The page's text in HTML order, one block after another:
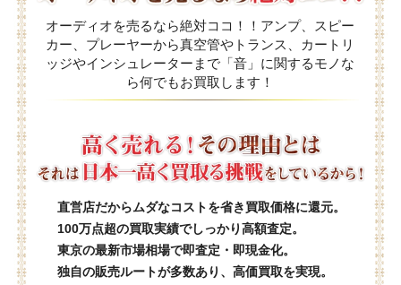
オーディオを売るなら絶対ココ！！アンプ、スピー
カー、プレーヤーから真空管やトランス、カートリ
ッジやインシュレーターまで「音」に関するモノな
ら何でもお買取します！
直営店だからムダなコストを省き買取価格に還元。
100万点超の買取実績でしっかり高額査定。
東京の最新市場相場で即査定・即現金化。
独自の販売ルートが多数あり、高価買取を実現。